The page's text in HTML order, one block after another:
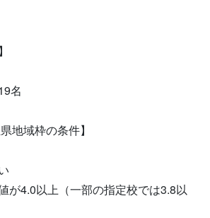
名
地域枠の条件】
が4.0以上（一部の指定校では3.8以